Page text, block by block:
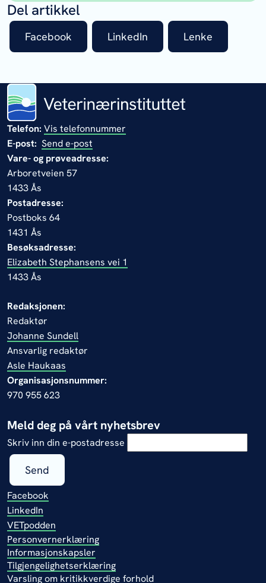
Del artikkel
Facebook LinkedIn Lenke
Telefon: Vis telefonnummer
E-post: Send e-post
Vare- og prøveadresse:
Arboretveien 57
1433 Ås
Postadresse:
Postboks 64
1431 Ås
Besøksadresse:
Elizabeth Stephansens vei 1
1433 Ås
Redaksjonen:
Redaktør
Johanne Sundell
Ansvarlig redaktør
Asle Haukaas
Organisasjonsnummer:
970 955 623
Meld deg på vårt nyhetsbrev
Skriv inn din e-postadresse
Send
Facebook
LinkedIn
VETpodden
Personvernerklæring
Informasjonskapsler
Tilgjengelighetserklæring
Varsling om kritikkverdige forhold